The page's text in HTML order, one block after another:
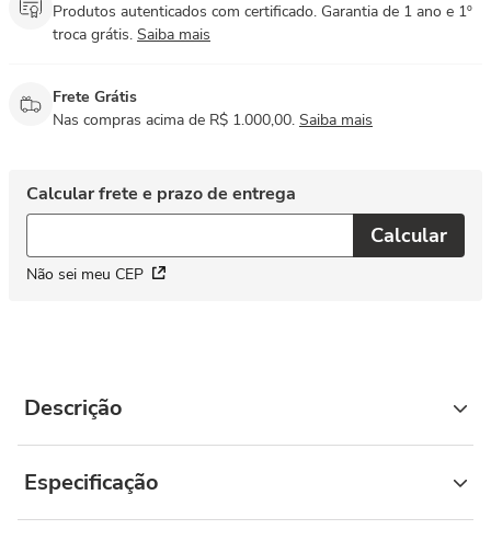
Produtos autenticados com certificado. Garantia de 1 ano e 1º
troca grátis. Saiba mais
Frete Grátis
Nas compras acima de R$ 1.000,00. Saiba mais
Não sei meu CEP
Descrição
Especificação